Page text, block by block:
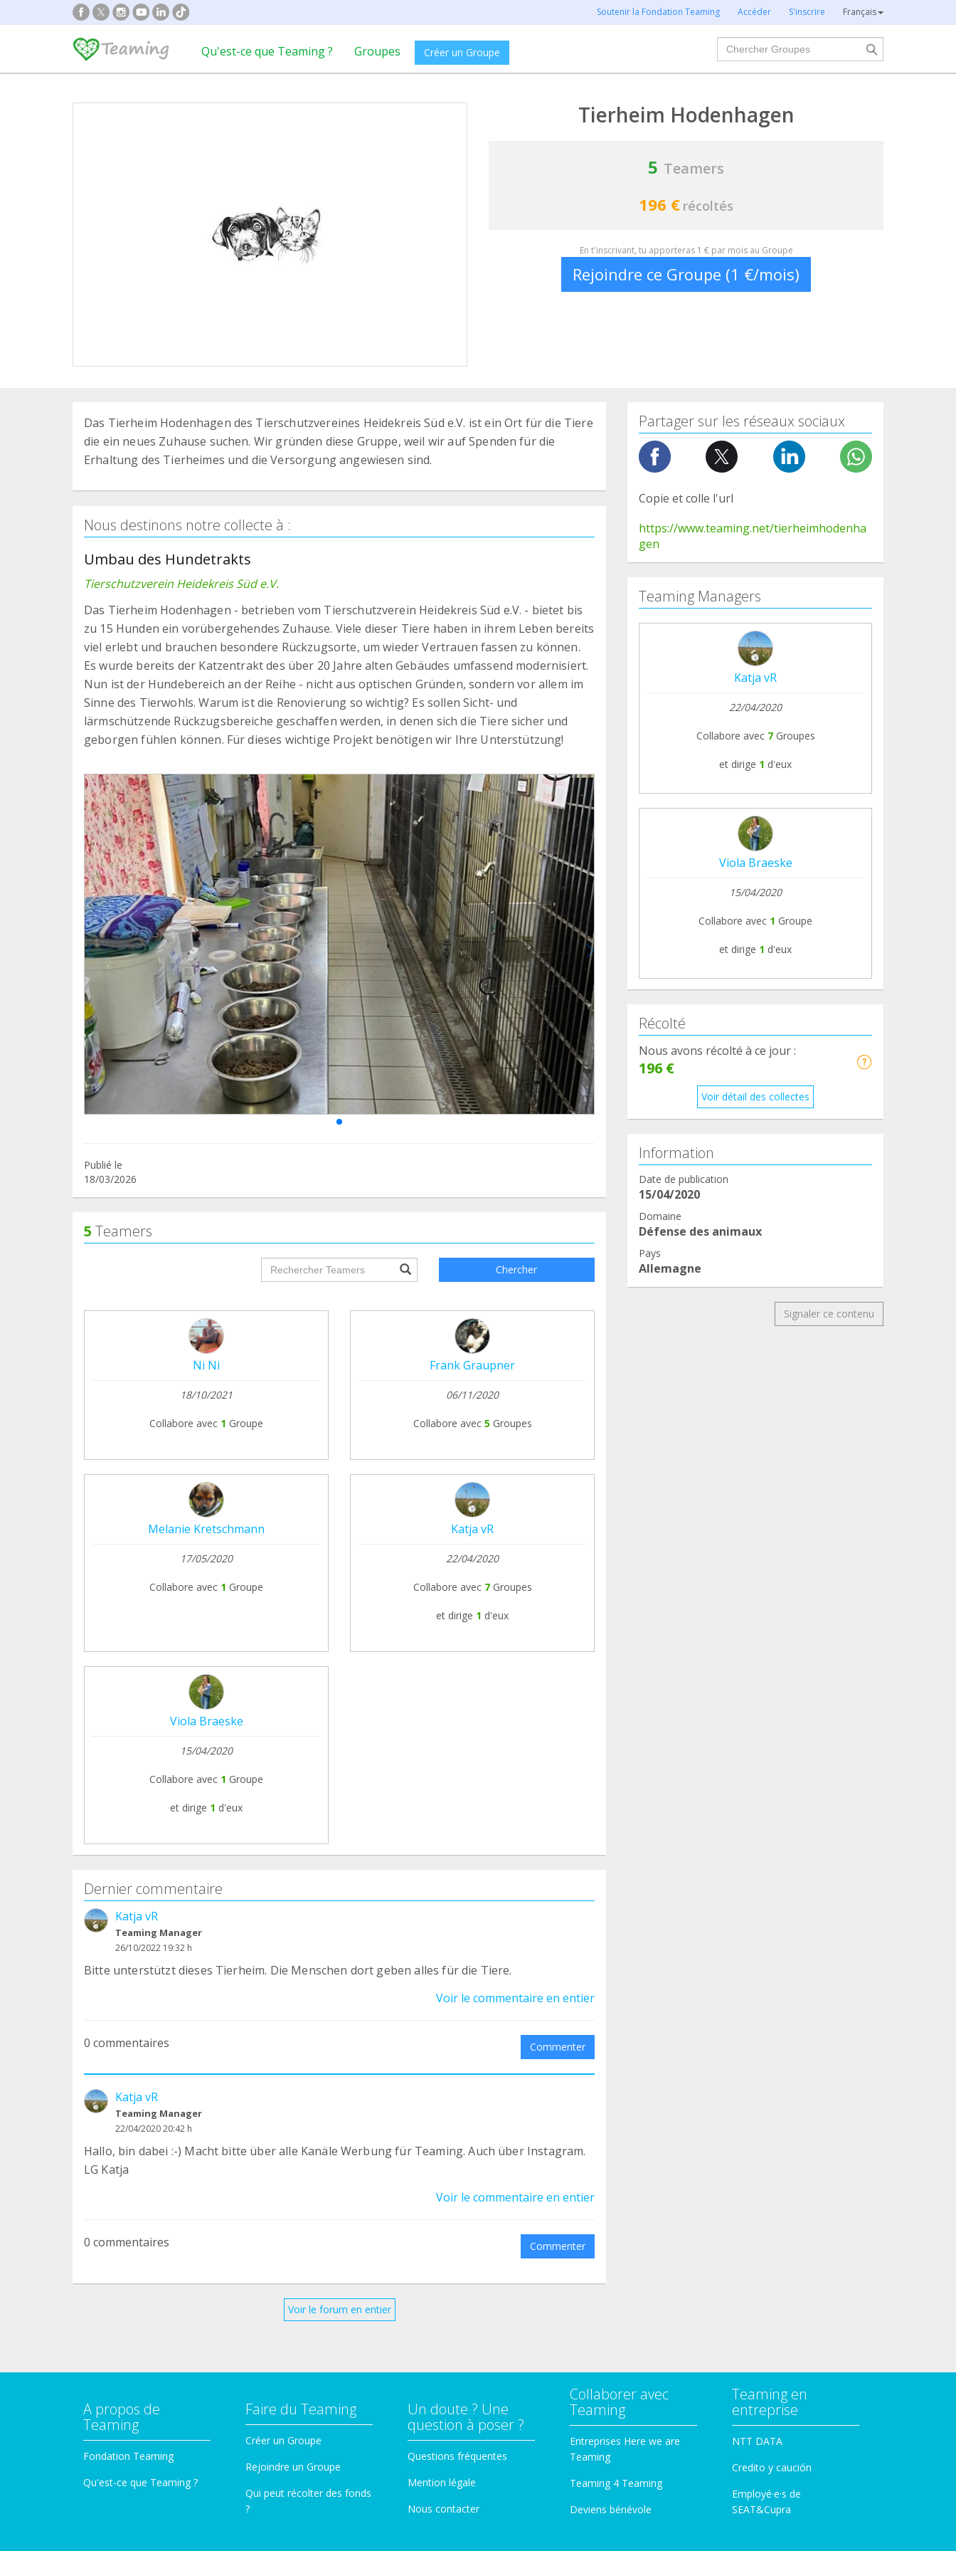
Soutenir la Fondation Teaming Accéder S'inscrire Français
Qu'est-ce que Teaming ? Groupes Créer un Groupe
Chercher
Tierheim Hodenhagen
5 Teamers
196 € récoltés
En t'inscrivant, tu apporteras 1 € par mois au Groupe
Rejoindre ce Groupe (1 €/mois)
Das Tierheim Hodenhagen des Tierschutzvereines Heidekreis Süd e.V. ist ein Ort für die Tiere
die ein neues Zuhause suchen. Wir gründen diese Gruppe, weil wir auf Spenden für die
Erhaltung des Tierheimes und die Versorgung angewiesen sind.
Nous destinons notre collecte à :
Umbau des Hundetrakts
Tierschutzverein Heidekreis Süd e.V.
Das Tierheim Hodenhagen - betrieben vom Tierschutzverein Heidekreis Süd e.V. - bietet bis
zu 15 Hunden ein vorübergehendes Zuhause. Viele dieser Tiere haben in ihrem Leben bereits
viel erlebt und brauchen besondere Rückzugsorte, um wieder Vertrauen fassen zu können.
Es wurde bereits der Katzentrakt des über 20 Jahre alten Gebäudes umfassend modernisiert.
Nun ist der Hundebereich an der Reihe - nicht aus optischen Gründen, sondern vor allem im
Sinne des Tierwohls. Warum ist die Renovierung so wichtig? Es sollen Sicht- und
lärmschützende Rückzugsbereiche geschaffen werden, in denen sich die Tiere sicher und
geborgen fühlen können. Für dieses wichtige Projekt benötigen wir Ihre Unterstützung!
Publié le
18/03/2026
5 Teamers
groupProfile.searchForm.search.text??? Chercher
Ni Ni
18/10/2021
Collabore avec 1 Groupe
Frank Graupner
06/11/2020
Collabore avec 5 Groupes
Melanie Kretschmann
17/05/2020
Collabore avec 1 Groupe
Katja vR
22/04/2020
Collabore avec 7 Groupes
et dirige 1 d'eux
Viola Braeske
15/04/2020
Collabore avec 1 Groupe
et dirige 1 d'eux
Dernier commentaire
Katja vR
Teaming Manager
26/10/2022 19:32 h
Bitte unterstützt dieses Tierheim. Die Menschen dort geben alles für die Tiere.
Voir le commentaire en entier
0 commentaires Commenter
Katja vR
Teaming Manager
22/04/2020 20:42 h
Hallo, bin dabei :-) Macht bitte über alle Kanäle Werbung für Teaming. Auch über Instagram.
LG Katja
Voir le commentaire en entier
0 commentaires Commenter
Voir le forum en entier
Partager sur les réseaux sociaux
Copie et colle l'url
https://www.teaming.net/tierheimhodenha
gen
Teaming Managers
Katja vR
22/04/2020
Collabore avec7Groupes
et dirige 1 d'eux
Viola Braeske
15/04/2020
Collabore avec 1 Groupe
et dirige 1 d'eux
Récolté
Nous avons récolté à ce jour :
196 €
Voir détail des collectes
Information
Date de publication
15/04/2020
Domaine
Défense des animaux
Pays
Allemagne
Signaler ce contenu
A propos de
Teaming
Fondation Teaming
Qu'est-ce que Teaming ?
Faire du Teaming
Créer un Groupe
Rejoindre un Groupe
Qui peut récolter des fonds
?
Un doute ? Une
question à poser ?
Questions fréquentes
Mention légale
Nous contacter
Collaborer avec
Teaming
Entreprises Here we are
Teaming
Teaming 4 Teaming
Deviens bénévole
Teaming en
entreprise
NTT DATA
Credito y caución
Employé·e·s de
SEAT&Cupra